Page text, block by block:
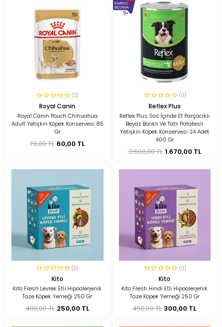
(0)
Royal Canin
Royal Canin Pouch Chihuahua
Adult Yetişkin Köpek Konservesi 85
Gr
70,00 TL 60,00 TL
(0)
Reflex Plus
Reflex Plus Sos İçinde Et Parçacıklı
Beyaz Balıklı Ve Tatlı Patatesli
Yetişkin Köpek Konservesi 24 Adet
400 Gr
3.600,00 TL 1.670,00 TL
(0)
Kito
Kito Fresh Levrek Etli Hipoalerjenik
Taze Köpek Yemeği 250 Gr
400,00 TL 250,00 TL
(0)
Kito
Kito Fresh Hindi Etli Hipoalerjenik
Taze Köpek Yemeği 250 Gr
450,00 TL 300,00 TL